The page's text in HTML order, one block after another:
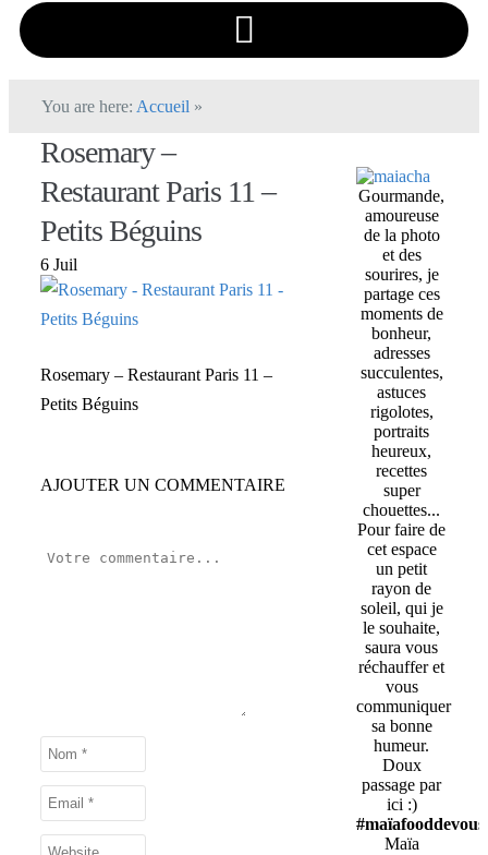
You are here: Accueil »
Rosemary –
Restaurant Paris 11 –
Petits Béguins
6 Juil
Rosemary – Restaurant Paris 11 –
Petits Béguins
AJOUTER UN COMMENTAIRE
Gourmande,
amoureuse
de la photo
et des
sourires, je
partage ces
moments de
bonheur,
adresses
succulentes,
astuces
rigolotes,
portraits
heureux,
recettes
super
chouettes...
Pour faire de
cet espace
un petit
rayon de
soleil, qui je
le souhaite,
saura vous
réchauffer et
vous
communiquer
sa bonne
humeur.
Doux
passage par
ici :)
#maïafooddevous
Maïa